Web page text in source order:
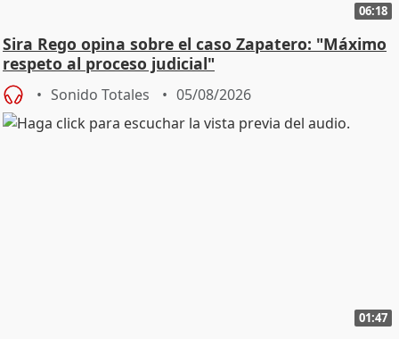
06:18
Sira Rego opina sobre el caso Zapatero: "Máximo
respeto al proceso judicial"
Sonido Totales 05/08/2026
01:47